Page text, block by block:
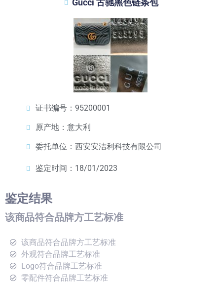
证书编号：95200001
原产地：意大利
委托单位：西安安洁利科技有限公司
鉴定时间：18/01/2023
鉴定结果
该商品符合品牌方工艺标准
该商品符合品牌方工艺标准
外观符合品牌工艺标准
Logo符合品牌工艺标准
零配件符合品牌工艺标准